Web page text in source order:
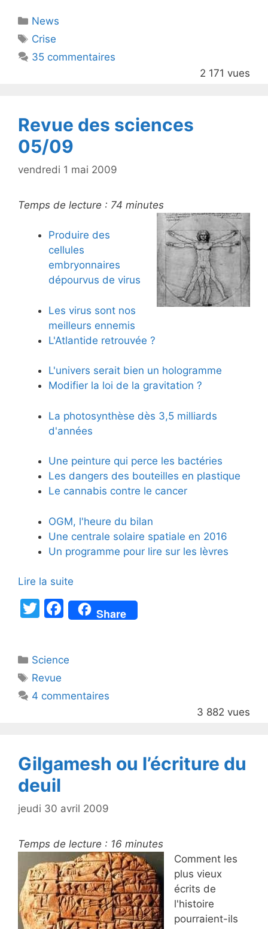
er
o
Catégories
News
Étiquettes
Crise
35 commentaires
2 171 vues
Revue des sciences
05/09
vendredi 1 mai 2009
Temps de lecture : 74 minutes
Produire des
cellules
embryonnaires
dépourvus de virus
Les virus sont nos
meilleurs ennemis
L'Atlantide retrouvée ?
L'univers serait bien un hologramme
Modifier la loi de la gravitation ?
La photosynthèse dès 3,5 milliards
d'années
Une peinture qui perce les bactéries
Les dangers des bouteilles en plastique
Le cannabis contre le cancer
OGM, l'heure du bilan
Une centrale solaire spatiale en 2016
Un programme pour lire sur les lèvres
Lire la suite
T
er
F
a
e
o
Share
Catégories
Science
Étiquettes
Revue
4 commentaires
3 882 vues
Gilgamesh ou l’écriture du
deuil
jeudi 30 avril 2009
Temps de lecture : 16 minutes
Comment les
plus vieux
écrits de
l'histoire
pourraient-ils